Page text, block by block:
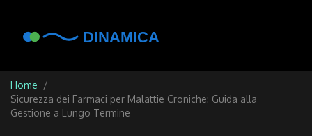
Home
Sicurezza dei Farmaci per Malattie Croniche: Guida alla
Gestione a Lungo Termine